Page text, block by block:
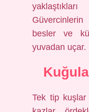
Güvercinlerin
besler ve
yuvadan uçar.
Tek tip kuşlar